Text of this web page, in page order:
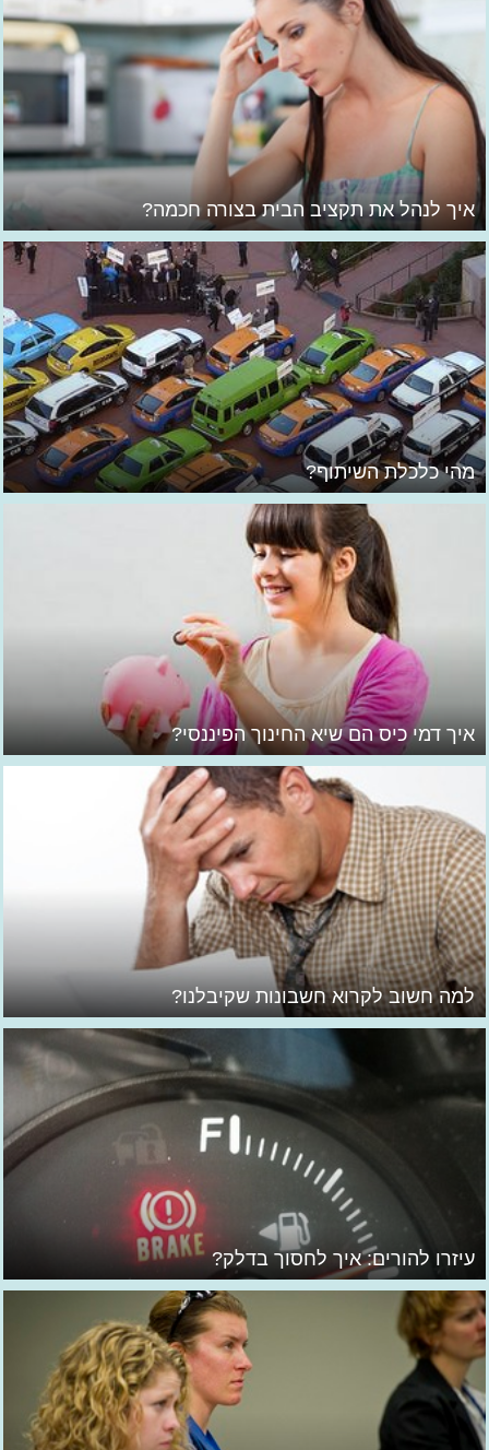
איך לנהל את תקציב הבית בצורה חכמה?
מהי כלכלת השיתוף?
איך דמי כיס הם שיא החינוך הפיננסי?
למה חשוב לקרוא חשבונות שקיבלנו?
עיזרו להורים: איך לחסוך בדלק?